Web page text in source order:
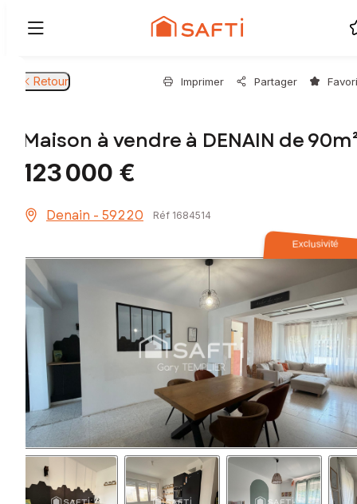
Retour Imprimer Partager
Maison à vendre à DENAIN de
123 000 €
Denain - 59220 Réf 1684514
Exclusivité